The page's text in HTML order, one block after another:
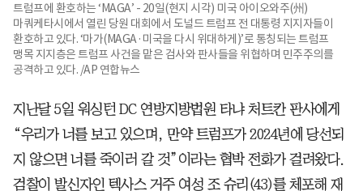
트럼프에 환호하는 ‘MAGA’ - 20일(현지 시각) 미국 아이오와주(州)
마쿼케타시에서 열린 당원 대회에서 도널드 트럼프 전 대통령 지지자들이
환호하고 있다. ‘마가(MAGA·미국을 다시 위대하게)’로 통칭되는 트럼프
맹목 지지층은 트럼프 사건을 맡은 검사와 판사들을 위협하며 민주주의를
공격하고 있다. /AP 연합뉴스
지난달 5일 워싱턴 DC 연방지방법원 타냐 처트칸 판사에게
“우리가 너를 보고 있으며, 만약 트럼프가 2024년에 당선되
지 않으면 너를 죽이러 갈 것”이라는 협박 전화가 걸려왔다.
검찰이 발신자인 텍사스 거주 여성 조 슈리(43)를 체포해 재